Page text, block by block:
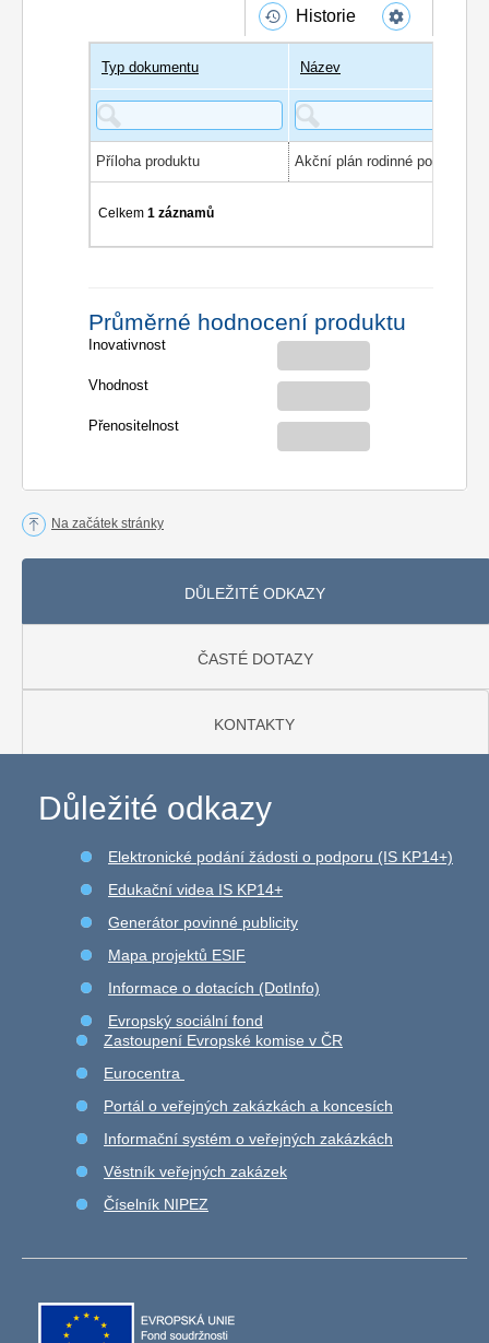
Historie
Typ dokumentu Název
Příloha produktu
Celkem1 záznamů
Průměrné hodnocení produktu
Inovativnost
Vhodnost
Přenositelnost
Na začátek stránky
DŮLEŽITÉ ODKAZY
ČASTÉ DOTAZY
KONTAKTY
Důležité odkazy
Elektronické podání žádosti o podporu (IS KP14+)
Edukační videa IS KP14+
Generátor povinné publicity
Mapa projektů ESIF
Informace o dotacích (DotInfo)
Evropský sociální fond
Zastoupení Evropské komise v ČR
Eurocentra
Portál o veřejných zakázkách a koncesích
Informační systém o veřejných zakázkách
Věstník veřejných zakázek
Číselník NIPEZ